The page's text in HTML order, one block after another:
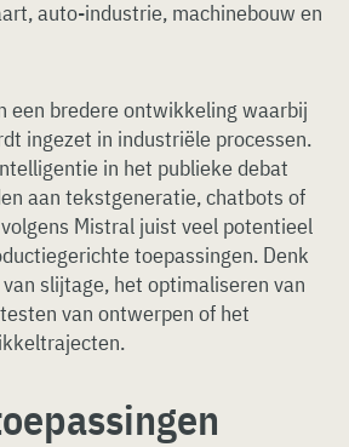
auto-industrie, machinebouw en
een bredere ontwikkeling waarbij
ingezet in industriële processen.
in het publieke debat
aan tekstgeneratie, chatbots of
Mistral juist veel potentieel
toepassingen. Denk
slijtage, het optimaliseren van
van ontwerpen of het